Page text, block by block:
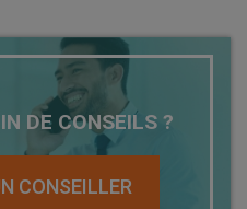
DE CONSEILS ?
CONSEILLER